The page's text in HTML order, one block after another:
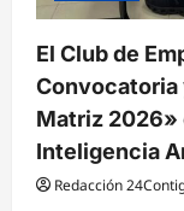
El Club de
Convocatoria
Matriz 2026»
Inteligencia
Redacción